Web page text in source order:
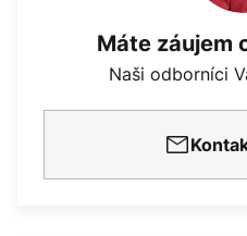
Máte záujem
Naši odborníci